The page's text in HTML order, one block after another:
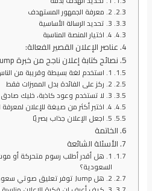
2. معرفة الجمهور المستهدف
3. تحديد الرسالة الأساسية
4. اختيار المنصة المناسبة
عناصر الإعلان القصير الفعالة:
نصائح كتابة إعلان ناجح من خبرة Jump
1. استخدم لغة بسيطة وقريبة من الناس
2. ركز على الفائدة بدل المميزات فقط
3. لا تستخدم وعود كاذبة، خليك صادق
4. اختبر أكثر من صيغة للإعلان لمعرفة الأكثر تأثيرًا
5. اجعل الإعلان جذاب بصريًا
الخاتمة
الأسئلة الشائعة
1. هل أقدر أطلب رسوم متحركة أو
السعودية؟
2. هل Jump توفر تعليق صوتي سعودي؟